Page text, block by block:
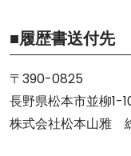
■履歴書送付先
〒390-0825
長野県松本市並柳1-
株式会社松本山雅